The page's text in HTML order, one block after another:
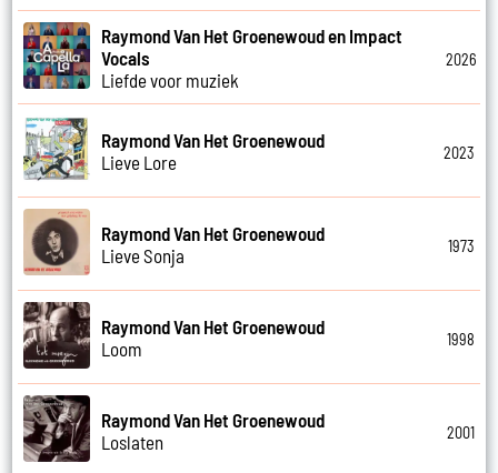
Raymond Van Het Groenewoud en Impact
Vocals
Liefde voor muziek
2026
Raymond Van Het Groenewoud
Lieve Lore
2023
Raymond Van Het Groenewoud
Lieve Sonja
1973
Raymond Van Het Groenewoud
Loom
1998
Raymond Van Het Groenewoud
Loslaten
2001